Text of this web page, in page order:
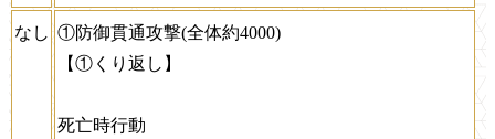
なし ①防御貫通攻撃(全体約4000)
【①くり返し】
死亡時行動